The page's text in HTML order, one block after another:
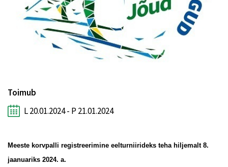
Toimub
L 20.01.2024 - P 21.01.2024
Meeste korvpalli registreerimine eelturniirideks teha hiljemalt 8.
jaanuariks 2024. a.